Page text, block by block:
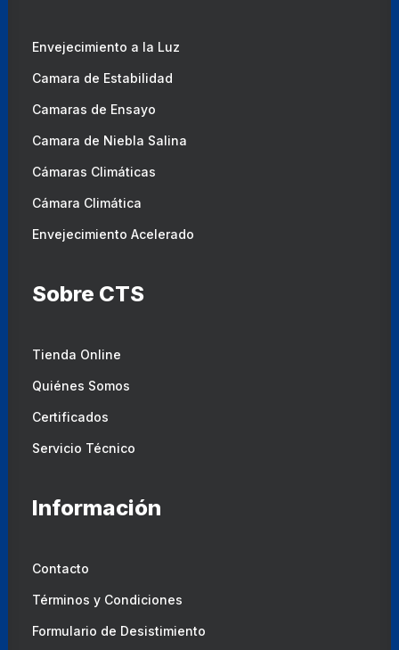
Envejecimiento a la Luz
Camara de Estabilidad
Camaras de Ensayo
Camara de Niebla Salina
Cámaras Climáticas
Cámara Climática
Envejecimiento Acelerado
Sobre CTS
Tienda Online
Quiénes Somos
Certificados
Servicio Técnico
Información
Contacto
Términos y Condiciones
Formulario de Desistimiento